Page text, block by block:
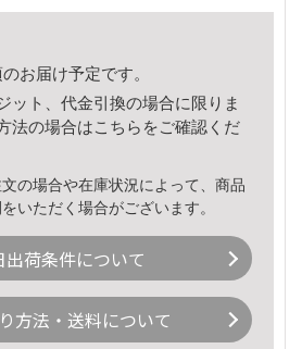
お届け予定です。
ット、代金引換の場合に限りま
法の場合はこちら をご確認くだ
の場合や在庫状況によって、商品
いただく場合がございます。
出荷条件について
方法・送料について